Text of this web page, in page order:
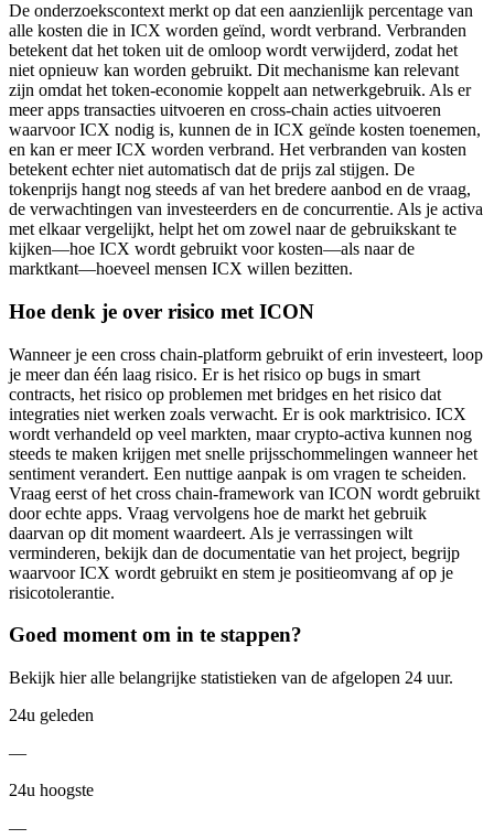
De onderzoekscontext merkt op dat een aanzienlijk percentage van
alle kosten die in ICX worden geïnd, wordt verbrand. Verbranden
betekent dat het token uit de omloop wordt verwijderd, zodat het
niet opnieuw kan worden gebruikt. Dit mechanisme kan relevant
zijn omdat het token-economie koppelt aan netwerkgebruik. Als er
meer apps transacties uitvoeren en cross-chain acties uitvoeren
waarvoor ICX nodig is, kunnen de in ICX geïnde kosten toenemen,
en kan er meer ICX worden verbrand. Het verbranden van kosten
betekent echter niet automatisch dat de prijs zal stijgen. De
tokenprijs hangt nog steeds af van het bredere aanbod en de vraag,
de verwachtingen van investeerders en de concurrentie. Als je activa
met elkaar vergelijkt, helpt het om zowel naar de gebruikskant te
kijken—hoe ICX wordt gebruikt voor kosten—als naar de
marktkant—hoeveel mensen ICX willen bezitten.
Hoe denk je over risico met ICON
Wanneer je een cross chain-platform gebruikt of erin investeert, loop
je meer dan één laag risico. Er is het risico op bugs in smart
contracts, het risico op problemen met bridges en het risico dat
integraties niet werken zoals verwacht. Er is ook marktrisico. ICX
wordt verhandeld op veel markten, maar crypto-activa kunnen nog
steeds te maken krijgen met snelle prijsschommelingen wanneer het
sentiment verandert. Een nuttige aanpak is om vragen te scheiden.
Vraag eerst of het cross chain-framework van ICON wordt gebruikt
door echte apps. Vraag vervolgens hoe de markt het gebruik
daarvan op dit moment waardeert. Als je verrassingen wilt
verminderen, bekijk dan de documentatie van het project, begrijp
waarvoor ICX wordt gebruikt en stem je positieomvang af op je
risicotolerantie.
Goed moment om in te stappen?
Bekijk hier alle belangrijke statistieken van de afgelopen 24 uur.
24u geleden
—
24u hoogste
—